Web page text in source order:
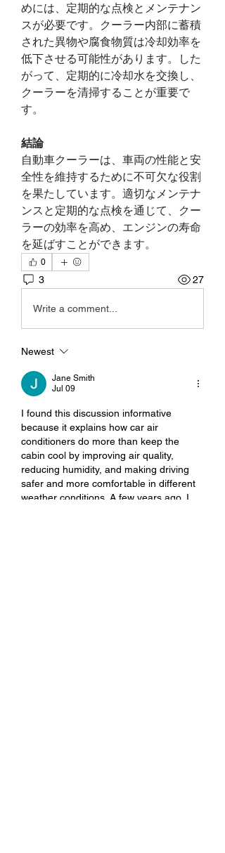
めには、定期的な点検とメンテナン
スが必要です。クーラー内部に蓄積
された異物や腐食物質は冷却効率を
低下させる可能性があります。した
がって、定期的に冷却水を交換し、
クーラーを清掃することが重要で
す。
結論
自動車クーラーは、車両の性能と安
全性を維持するために不可欠な役割
を果たしています。適切なメンテナ
ンスと定期的な点検を通じて、クー
ラーの効率を高め、エンジンの寿命
を延ばすことができます。
0
3 27
Write a comment...
Newest
Jane Smith
Jul 09
I found this discussion informative
because it explains how car air
conditioners do more than keep the
cabin cool by improving air quality,
reducing humidity, and making driving
safer and more comfortable in different
weather conditions. A few years ago, I